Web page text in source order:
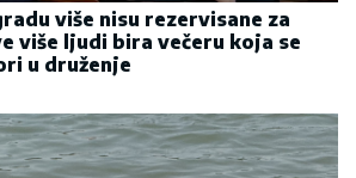
više nisu rezervisane za
više ljudi bira večeru koja se
u druženje